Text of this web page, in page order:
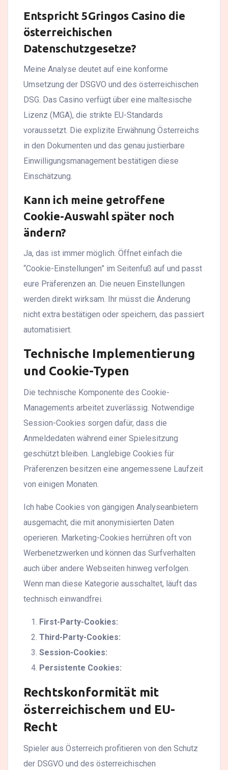
Entspricht 5Gringos Casino die
österreichischen
Datenschutzgesetze?
Meine Analyse deutet auf eine konforme
Umsetzung der DSGVO und des österreichischen
DSG. Das Casino verfügt über eine maltesische
Lizenz (MGA), die strikte EU-Standards
voraussetzt. Die explizite Erwähnung Österreichs
in den Dokumenten und das genau justierbare
Einwilligungsmanagement bestätigen diese
Einschätzung.
Kann ich meine getroffene
Cookie-Auswahl später noch
ändern?
Ja, das ist immer möglich. Öffnet einfach die
“Cookie-Einstellungen” im Seitenfuß auf und passt
eure Präferenzen an. Die neuen Einstellungen
werden direkt wirksam. Ihr müsst die Änderung
nicht extra bestätigen oder speichern, das passiert
automatisiert.
Technische Implementierung
und Cookie-Typen
Die technische Komponente des Cookie-
Managements arbeitet zuverlässig. Notwendige
Session-Cookies sorgen dafür, dass die
Anmeldedaten während einer Spielesitzung
geschützt bleiben. Langlebige Cookies für
Präferenzen besitzen eine angemessene Laufzeit
von einigen Monaten.
Ich habe Cookies von gängigen Analyseanbietern
ausgemacht, die mit anonymisierten Daten
operieren. Marketing-Cookies herrühren oft von
Werbenetzwerken und können das Surfverhalten
auch über andere Webseiten hinweg verfolgen.
Wenn man diese Kategorie ausschaltet, läuft das
technisch einwandfrei.
First-Party-Cookies:
Third-Party-Cookies:
Session-Cookies:
Persistente Cookies:
Rechtskonformität mit
österreichischem und EU-
Recht
Spieler aus Österreich profitieren von den Schutz
der DSGVO und des österreichischen